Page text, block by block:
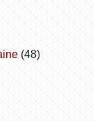
(48)